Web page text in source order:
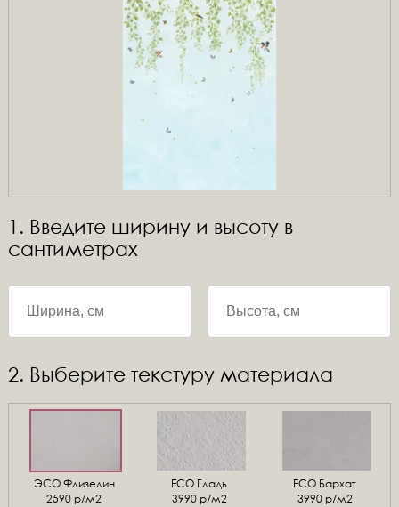
1. Введите ширину и высоту в
сантиметрах
2. Выберите текстуру материала
ЭСО Флизелин
2590 р/м2
ЕСО Гладь
3990 р/м2
ECO Бархат
3990 р/м2